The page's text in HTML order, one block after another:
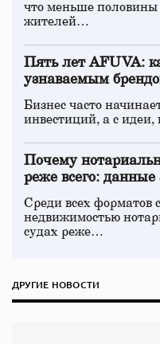
что меньше
жителей…
Пять лет AFUVA:
узнаваемым
Бизнес часто
инвестиций, а с
Почему
реже всего: данные
Среди всех форматов
недвижимостью
судах реже…
ДРУГИЕ НОВОСТИ